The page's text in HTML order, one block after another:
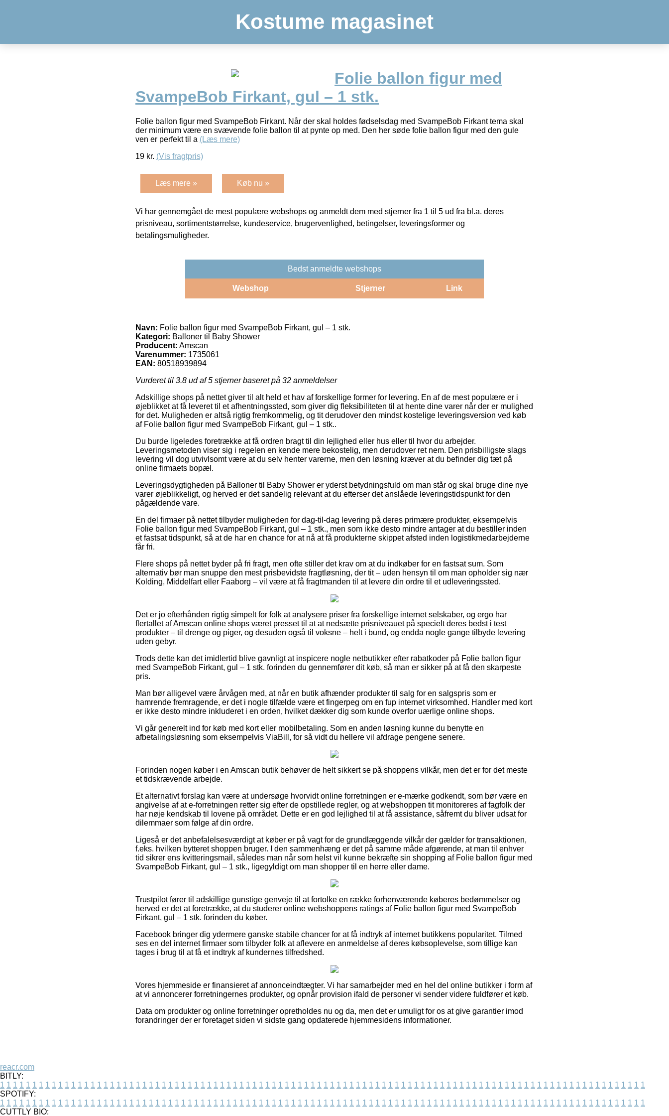
Kostume magasinet
Folie ballon figur med
SvampeBob Firkant, gul – 1 stk.
Folie ballon figur med SvampeBob Firkant. Når der skal holdes fødselsdag med SvampeBob Firkant tema skal
der minimum være en svævende folie ballon til at pynte op med. Den her søde folie ballon figur med den gule
ven er perfekt til a (Læs mere)
19 kr. (Vis fragtpris)
Læs mere » Køb nu »
Vi har gennemgået de mest populære webshops og anmeldt dem med stjerner fra 1 til 5 ud fra bl.a. deres
prisniveau, sortimentstørrelse, kundeservice, brugervenlighed, betingelser, leveringsformer og
betalingsmuligheder.
Bedst anmeldte webshops
Webshop Stjerner Link
Navn: Folie ballon figur med SvampeBob Firkant, gul – 1 stk.
Kategori: Balloner til Baby Shower
Producent: Amscan
Varenummer: 1735061
EAN: 80518939894
Vurderet til 3.8 ud af 5 stjerner baseret på 32 anmeldelser
Adskillige shops på nettet giver til alt held et hav af forskellige former for levering. En af de mest populære er i
øjeblikket at få leveret til et afhentningssted, som giver dig fleksibiliteten til at hente dine varer når der er mulighed
for det. Muligheden er altså rigtig fremkommelig, og tit derudover den mindst kostelige leveringsversion ved køb
af Folie ballon figur med SvampeBob Firkant, gul – 1 stk..
Du burde ligeledes foretrække at få ordren bragt til din lejlighed eller hus eller til hvor du arbejder.
Leveringsmetoden viser sig i regelen en kende mere bekostelig, men derudover ret nem. Den prisbilligste slags
levering vil dog utvivlsomt være at du selv henter varerne, men den løsning kræver at du befinder dig tæt på
online firmaets bopæl.
Leveringsdygtigheden på Balloner til Baby Shower er yderst betydningsfuld om man står og skal bruge dine nye
varer øjeblikkeligt, og herved er det sandelig relevant at du efterser det anslåede leveringstidspunkt for den
pågældende vare.
En del firmaer på nettet tilbyder muligheden for dag-til-dag levering på deres primære produkter, eksempelvis
Folie ballon figur med SvampeBob Firkant, gul – 1 stk., men som ikke desto mindre antager at du bestiller inden
et fastsat tidspunkt, så at de har en chance for at nå at få produkterne skippet afsted inden logistikmedarbejderne
får fri.
Flere shops på nettet byder på fri fragt, men ofte stiller det krav om at du indkøber for en fastsat sum. Som
alternativ bør man snuppe den mest prisbevidste fragtløsning, der tit – uden hensyn til om man opholder sig nær
Kolding, Middelfart eller Faaborg – vil være at få fragtmanden til at levere din ordre til et udleveringssted.
Det er jo efterhånden rigtig simpelt for folk at analysere priser fra forskellige internet selskaber, og ergo har
flertallet af Amscan online shops været presset til at at nedsætte prisniveauet på specielt deres bedst i test
produkter – til drenge og piger, og desuden også til voksne – helt i bund, og endda nogle gange tilbyde levering
uden gebyr.
Trods dette kan det imidlertid blive gavnligt at inspicere nogle netbutikker efter rabatkoder på Folie ballon figur
med SvampeBob Firkant, gul – 1 stk. forinden du gennemfører dit køb, så man er sikker på at få den skarpeste
pris.
Man bør alligevel være årvågen med, at når en butik afhænder produkter til salg for en salgspris som er
hamrende fremragende, er det i nogle tilfælde være et fingerpeg om en fup internet virksomhed. Handler med kort
er ikke desto mindre inkluderet i en orden, hvilket dækker dig som kunde overfor uærlige online shops.
Vi går generelt ind for køb med kort eller mobilbetaling. Som en anden løsning kunne du benytte en
afbetalingsløsning som eksempelvis ViaBill, for så vidt du hellere vil afdrage pengene senere.
Forinden nogen køber i en Amscan butik behøver de helt sikkert se på shoppens vilkår, men det er for det meste
et tidskrævende arbejde.
Et alternativt forslag kan være at undersøge hvorvidt online forretningen er e-mærke godkendt, som bør være en
angivelse af at e-forretningen retter sig efter de opstillede regler, og at webshoppen tit monitoreres af fagfolk der
har nøje kendskab til lovene på området. Dette er en god lejlighed til at få assistance, såfremt du bliver udsat for
dilemmaer som følge af din ordre.
Ligeså er det anbefalelsesværdigt at køber er på vagt for de grundlæggende vilkår der gælder for transaktionen,
f.eks. hvilken bytteret shoppen bruger. I den sammenhæng er det på samme måde afgørende, at man til enhver
tid sikrer ens kvitteringsmail, således man når som helst vil kunne bekræfte sin shopping af Folie ballon figur med
SvampeBob Firkant, gul – 1 stk., ligegyldigt om man shopper til en herre eller dame.
Trustpilot fører til adskillige gunstige genveje til at fortolke en række forhenværende køberes bedømmelser og
herved er det at foretrække, at du studerer online webshoppens ratings af Folie ballon figur med SvampeBob
Firkant, gul – 1 stk. forinden du køber.
Facebook bringer dig ydermere ganske stabile chancer for at få indtryk af internet butikkens popularitet. Tilmed
ses en del internet firmaer som tilbyder folk at aflevere en anmeldelse af deres købsoplevelse, som tillige kan
tages i brug til at få et indtryk af kundernes tilfredshed.
Vores hjemmeside er finansieret af annonceindtægter. Vi har samarbejder med en hel del online butikker i form af
at vi annoncerer forretningernes produkter, og opnår provision ifald de personer vi sender videre fuldfører et køb.
Data om produkter og online forretninger opretholdes nu og da, men det er umuligt for os at give garantier imod
forandringer der er foretaget siden vi sidste gang opdaterede hjemmesidens informationer.
reacr.com
BITLY:
1 1 1 1 1 1 1 1 1 1 1 1 1 1 1 1 1 1 1 1 1 1 1 1 1 1 1 1 1 1 1 1 1 1 1 1 1 1 1 1 1 1 1 1 1 1 1 1 1 1 1 1 1 1 1 1 1 1 1 1 1 1 1 1 1 1 1 1 1 1 1 1 1 1 1 1 1 1 1 1 1 1 1 1 1 1 1 1 1 1 1 1 1 1 1 1 1 1 1 1
SPOTIFY:
1 1 1 1 1 1 1 1 1 1 1 1 1 1 1 1 1 1 1 1 1 1 1 1 1 1 1 1 1 1 1 1 1 1 1 1 1 1 1 1 1 1 1 1 1 1 1 1 1 1 1 1 1 1 1 1 1 1 1 1 1 1 1 1 1 1 1 1 1 1 1 1 1 1 1 1 1 1 1 1 1 1 1 1 1 1 1 1 1 1 1 1 1 1 1 1 1 1 1 1
CUTTLY BIO: